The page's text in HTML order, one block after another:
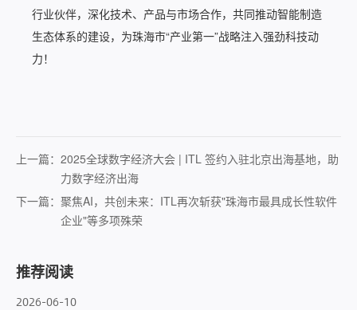
行业伙伴，深化技术、产品与市场合作，共同推动智能制造
生态体系的建设，为珠海市“产业第一”战略注入强劲科技动
力！
上一篇： 2025全球数字经济大会 | ITL 签约入驻北京出海基地，助
力数字经济出海
下一篇： 聚焦AI，共创未来：ITL再次斩获"珠海市最具成长性软件
企业"等多项殊荣
推荐阅读
2026-06-10